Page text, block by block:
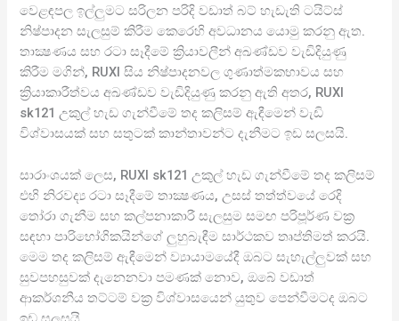
වෙළඳපල ඉල්ලුමට සරිලන පරිදි වඩාත් බට් හැඩැති ටයිට්ස්
නිෂ්පාදන සැලසුම් කිරීම කෙරෙහි අවධානය යොමු කරනු ඇත.
තාක්‍ෂණය සහ රටා සෑදීමේ ක්‍රියාවලීන් අඛණ්ඩව වැඩිදියුණු
කිරීම මගින්, RUXI සිය නිෂ්පාදනවල ගුණාත්මකභාවය සහ
ක්‍රියාකාරීත්වය අඛණ්ඩව වැඩිදියුණු කරනු ඇති අතර, RUXI
sk121 උකුල් හැඩ ගැන්වීමේ තද කලිසම් ඇඳීමෙන් වැඩි
විශ්වාසයක් සහ සතුටක් කාන්තාවන්ට දැනීමට ඉඩ සලසයි.
සාරාංශයක් ලෙස, RUXI sk121 උකුල් හැඩ ගැන්වීමේ තද කලිසම්
එහි නිරවද්‍ය රටා සෑදීමේ තාක්‍ෂණය, උසස් තත්ත්වයේ රෙදි
තෝරා ගැනීම සහ කල්පනාකාරී සැලසුම සමඟ පරිපූර්ණ වක්‍ර
සඳහා පාරිභෝගිකයින්ගේ ලුහුබැඳීම සාර්ථකව තෘප්තිමත් කරයි.
මෙම තද කලිසම් ඇඳීමෙන් ව්‍යායාමයේදී ඔබට සැහැල්ලුවක් සහ
සුවපහසුවක් දැනෙනවා පමණක් නොව, ඔබේ වඩාත්
ආකර්ශනීය තට්ටම් වක්‍ර විශ්වාසයෙන් යුතුව පෙන්වීමටද ඔබට